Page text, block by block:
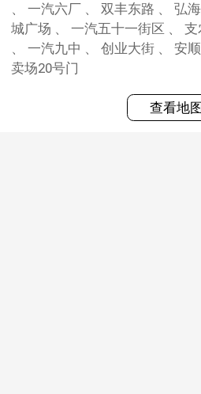
、 一汽六厂 、 双丰东路 、 弘海小区 、 双丰新村 、 车
城广场 、 一汽五十一街区 、 支农大街 、 一汽208号门
、 一汽九中 、 创业大街 、 安顺路 、 飞跃广场 、 欧亚
卖场20号门
查看地